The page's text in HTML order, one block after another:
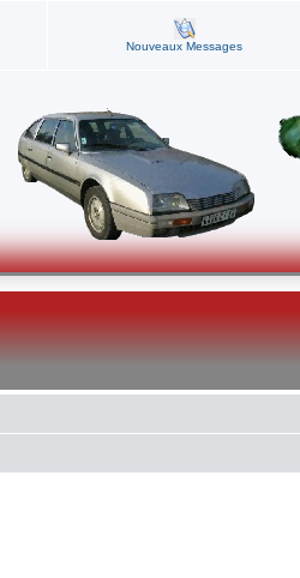
Nouveaux Messages